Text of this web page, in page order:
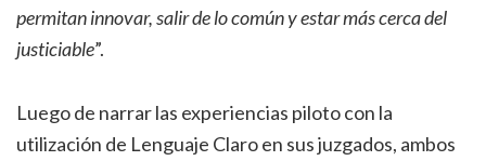
permitan innovar, salir de lo común y estar más cerca del
justiciable”.
Luego de narrar las experiencias piloto con la
utilización de Lenguaje Claro en sus juzgados, ambos